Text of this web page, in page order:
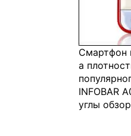
Смартфон
а
INFOBAR
углы